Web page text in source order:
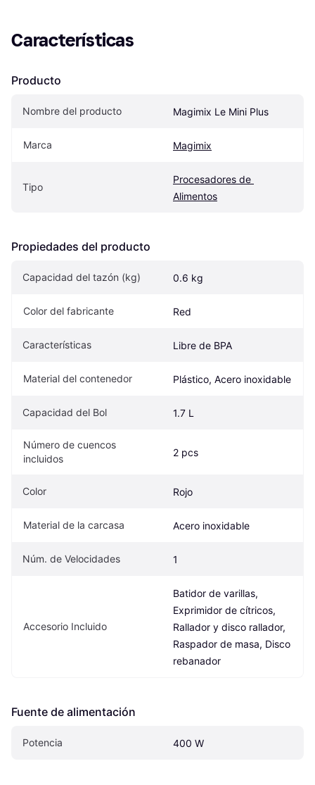
Características
Producto
Nombre del producto Magimix Le Mini Plus
Marca Magimix
Tipo
Procesadores de
Alimentos
Propiedades del producto
Capacidad del tazón (kg) 0.6 kg
Color del fabricante Red
Características Libre de BPA
Material del contenedor Plástico, Acero inoxidable
Capacidad del Bol 1.7 L
Número de cuencos
incluidos
2 pcs
Color Rojo
Material de la carcasa Acero inoxidable
Núm. de Velocidades 1
Accesorio Incluido
Batidor de varillas,
Exprimidor de cítricos,
Rallador y disco rallador,
Raspador de masa, Disco
rebanador
Fuente de alimentación
Potencia 400 W